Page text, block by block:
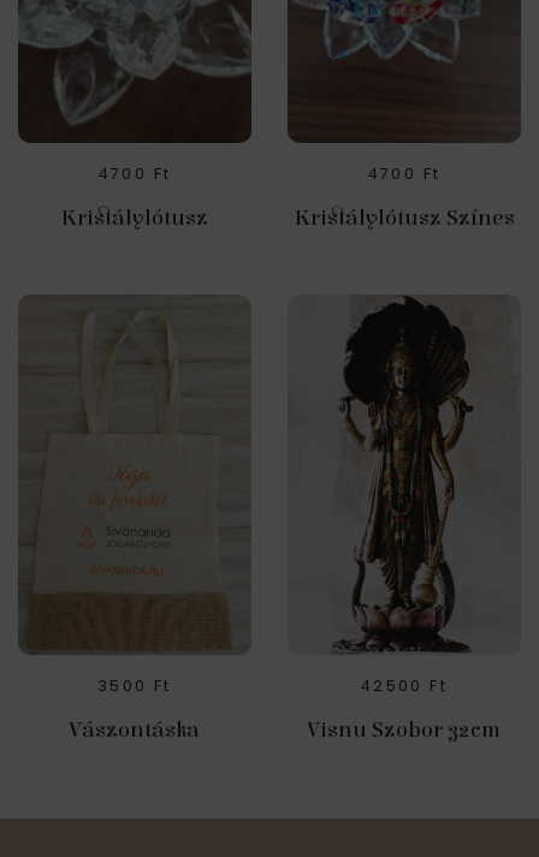
4700 Ft
Kristálylótusz
4700 Ft
Kristálylótusz Színes
3500 Ft
Vászontáska
42500 Ft
Visnu Szobor 32cm